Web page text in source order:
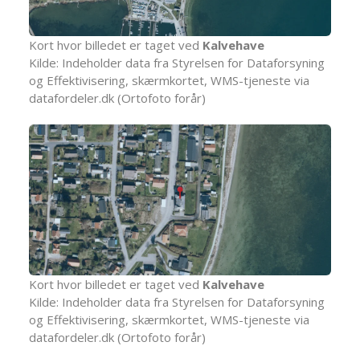
Kort hvor billedet er taget ved Kalvehave
Kilde: Indeholder data fra Styrelsen for Dataforsyning
og Effektivisering, skærmkortet, WMS-tjeneste via
datafordeler.dk (Ortofoto forår)
Kort hvor billedet er taget ved Kalvehave
Kilde: Indeholder data fra Styrelsen for Dataforsyning
og Effektivisering, skærmkortet, WMS-tjeneste via
datafordeler.dk (Ortofoto forår)